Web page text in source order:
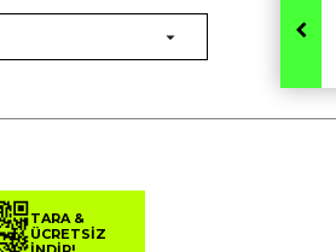
TARA &
ÜCRETSİZ